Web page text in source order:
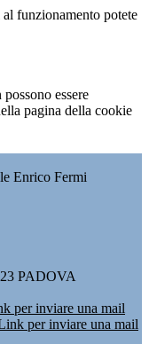
funzionamento potete
essere
pagina della cookie
Enrico Fermi
PADOVA
per inviare una mail
per inviare una mail